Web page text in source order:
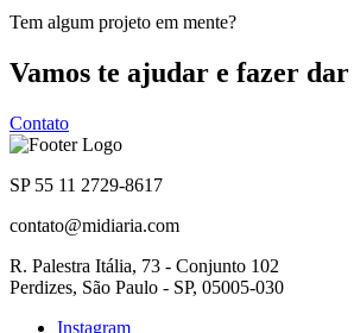
Tem algum projeto em mente?
Vamos te ajudar e fazer
Contato
SP 55 11 2729-8617
contato@midiaria.com
R. Palestra Itália, 73 - Conjunto 102
Perdizes, São Paulo - SP, 05005-030
Instagram